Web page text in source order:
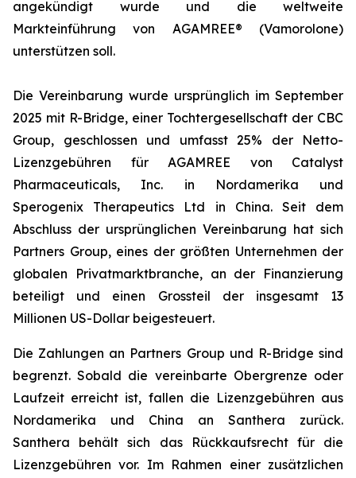
angekündigt wurde und die weltweite
Markteinführung von AGAMREE® (Vamorolone)
unterstützen soll.
Die Vereinbarung wurde ursprünglich im September
2025 mit R-Bridge, einer Tochtergesellschaft der CBC
Group, geschlossen und umfasst 25% der Netto-
Lizenzgebühren für AGAMREE von Catalyst
Pharmaceuticals, Inc. in Nordamerika und
Sperogenix Therapeutics Ltd in China. Seit dem
Abschluss der ursprünglichen Vereinbarung hat sich
Partners Group, eines der größten Unternehmen der
globalen Privatmarktbranche, an der Finanzierung
beteiligt und einen Grossteil der insgesamt 13
Millionen US-Dollar beigesteuert.
Die Zahlungen an Partners Group und R-Bridge sind
begrenzt. Sobald die vereinbarte Obergrenze oder
Laufzeit erreicht ist, fallen die Lizenzgebühren aus
Nordamerika und China an Santhera zurück.
Santhera behält sich das Rückkaufsrecht für die
Lizenzgebühren vor. Im Rahmen einer zusätzlichen